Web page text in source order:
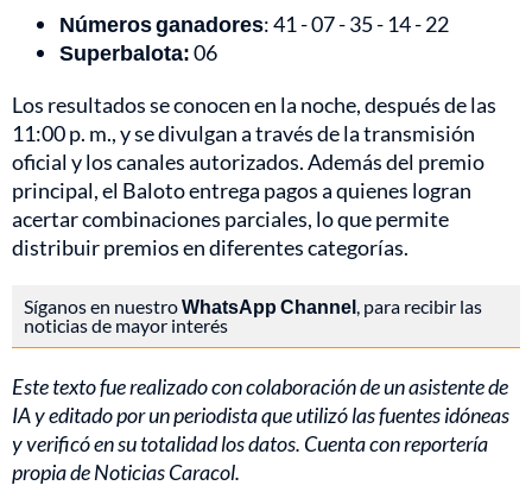
Números ganadores: 41 - 07 - 35 - 14 - 22
Superbalota:06
Los resultados se conocen en la noche, después de las
11:00 p. m., y se divulgan a través de la transmisión
oficial y los canales autorizados. Además del premio
principal, el Baloto entrega pagos a quienes logran
acertar combinaciones parciales, lo que permite
distribuir premios en diferentes categorías.
Síganos en nuestroWhatsApp Channel, para recibir las
noticias de mayor interés
Este texto fue realizado con colaboración de un asistente de
IA y editado por un periodista que utilizó las fuentes idóneas
y verificó en su totalidad los datos. Cuenta con reportería
propia de Noticias Caracol.